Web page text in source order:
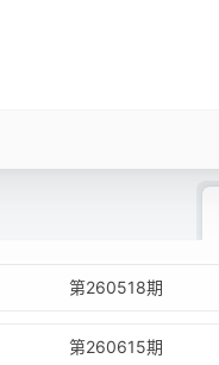
第260518期
第260615期